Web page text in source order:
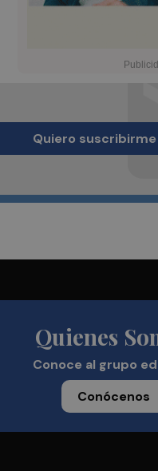
Quiero suscribirme
Quienes
Conoce al grupo
Conócenos